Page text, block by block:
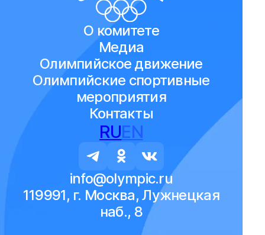
О комитете
Медиа
Олимпийское движение
Олимпийские спортивные
мероприятия
Контакты
RUEN
info@olympic.ru
119991, г. Москва, Лужнецкая
наб., 8